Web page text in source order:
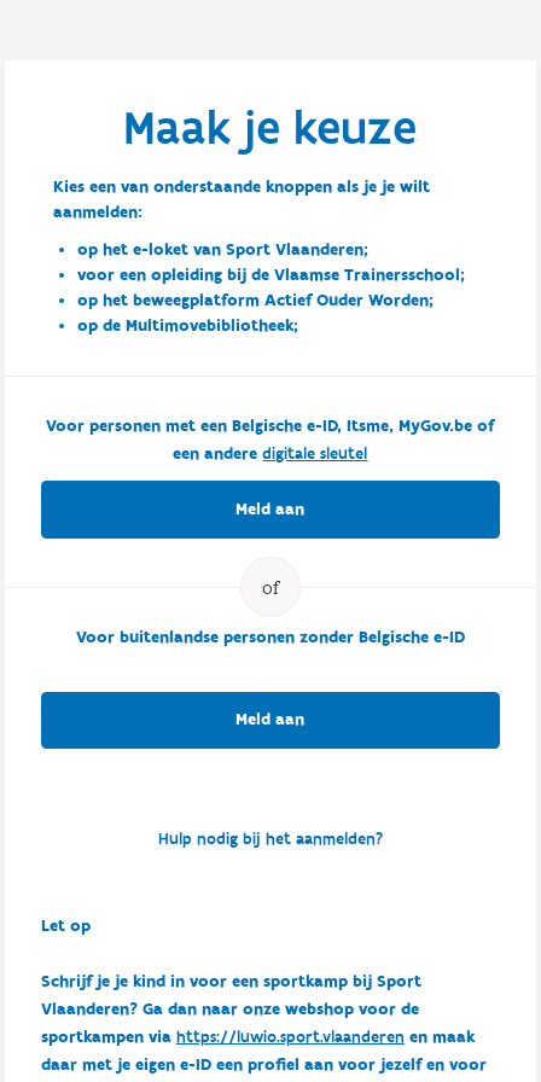
Maak je keuze
Kies een van onderstaande knoppen als je je wilt
aanmelden:
op het e-loket van Sport Vlaanderen;
voor een opleiding bij de Vlaamse Trainersschool;
op het beweegplatform Actief Ouder Worden;
op de Multimovebibliotheek;
Voor personen met een Belgische e-ID, Itsme, MyGov.be of
een anderedigitale sleutel
Meld aan
Voor buitenlandse personen zonder Belgische e-ID
Meld aan
Hulp nodig bij het aanmelden?
Let op
Schrijf je je kind in voor een sportkamp bij Sport
Vlaanderen? Ga dan naar onze webshop voor de
sportkampen via https://luwio.sport.vlaanderenen maak
daar met je eigen e-ID een profiel aan voor jezelf en voor